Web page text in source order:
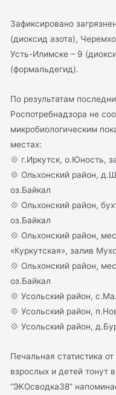
Зафиксировано
(диоксид азота),
Усть-Илимске – 9
(формальдегид).
По результатам
Роспотребнадзора не
микробиологическим
местах:
💠 г.Иркутск, о.Юность,
💠 Ольхонский район,
оз.Байкал
💠 Ольхонский район,
оз.Байкал
💠 Ольхонский район,
«Куркутская», залив
💠 Ольхонский район,
оз.Байкал
💠 Усольский район,
💠 Усольский район,
💠 Усольский район,
Печальная статистика
взрослых и детей тонут
“ЭКОсводка38”